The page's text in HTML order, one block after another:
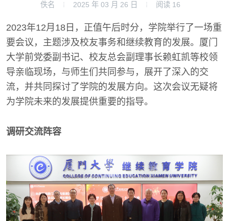
佚名 2025 年 03 月 26 日 阅读 16
2023年12月18日，正值午后时分，学院举行了一场重
要会议，主题涉及校友事务和继续教育的发展。厦门
大学前党委副书记、校友总会副理事长赖虹凯等校领
导亲临现场，与师生们共同参与，展开了深入的交
流，并共同探讨了学院的发展方向。这次会议无疑将
为学院未来的发展提供重要的指导。
调研交流阵容